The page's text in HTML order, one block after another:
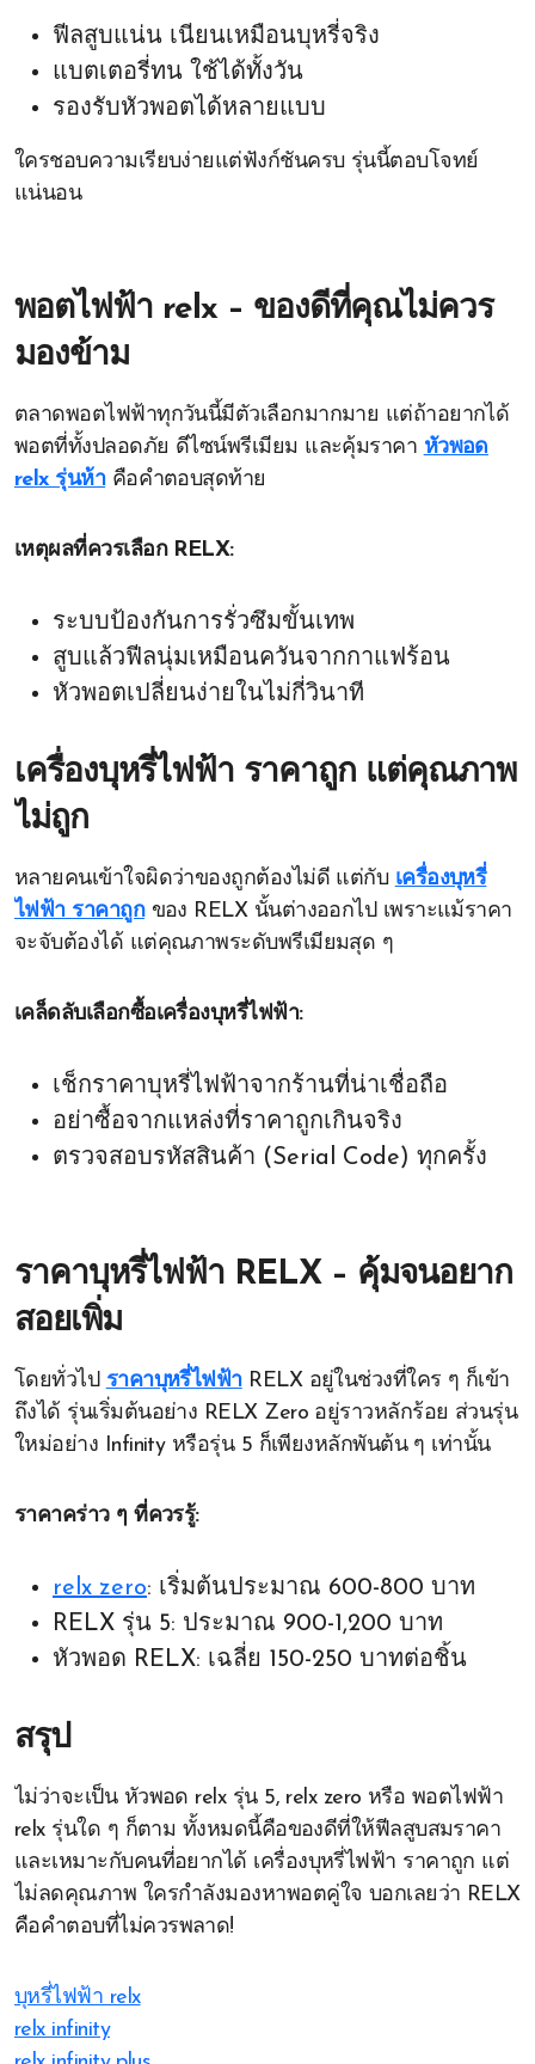
ฟีลสูบแน่น เนียนเหมือนบุหรี่จริง
แบตเตอรี่ทน ใช้ได้ทั้งวัน
รองรับหัวพอตได้หลายแบบ
ใครชอบความเรียบง่ายแต่ฟังก์ชันครบ รุ่นนี้ตอบโจทย์
แน่นอน
พอตไฟฟ้า relx – ของดีที่คุณไม่ควร
มองข้าม
ตลาดพอตไฟฟ้าทุกวันนี้มีตัวเลือกมากมาย แต่ถ้าอยากได้
พอตที่ทั้งปลอดภัย ดีไซน์พรีเมียม และคุ้มราคา หัวพอด
relx รุ่นห้าคือคำตอบสุดท้าย
เหตุผลที่ควรเลือก RELX:
ระบบป้องกันการรั่วซึมขั้นเทพ
สูบแล้วฟีลนุ่มเหมือนควันจากกาแฟร้อน
หัวพอตเปลี่ยนง่ายในไม่กี่วินาที
เครื่องบุหรี่ไฟฟ้า ราคาถูก แต่คุณภาพ
ไม่ถูก
หลายคนเข้าใจผิดว่าของถูกต้องไม่ดี แต่กับ เครื่องบุหรี่
ไฟฟ้า ราคาถูกของ RELX นั้นต่างออกไป เพราะแม้ราคา
จะจับต้องได้ แต่คุณภาพระดับพรีเมียมสุด ๆ
เคล็ดลับเลือกซื้อเครื่องบุหรี่ไฟฟ้า:
เช็กราคาบุหรี่ไฟฟ้าจากร้านที่น่าเชื่อถือ
อย่าซื้อจากแหล่งที่ราคาถูกเกินจริง
ตรวจสอบรหัสสินค้า (Serial Code) ทุกครั้ง
ราคาบุหรี่ไฟฟ้า RELX – คุ้มจนอยาก
สอยเพิ่ม
โดยทั่วไป ราคาบุหรี่ไฟฟ้าRELX อยู่ในช่วงที่ใคร ๆ ก็เข้า
ถึงได้ รุ่นเริ่มต้นอย่าง RELX Zero อยู่ราวหลักร้อย ส่วนรุ่น
ใหม่อย่าง Infinity หรือรุ่น 5 ก็เพียงหลักพันต้น ๆ เท่านั้น
ราคาคร่าว ๆ ที่ควรรู้:
relx zero: เริ่มต้นประมาณ 600-800 บาท
RELX รุ่น 5: ประมาณ 900-1,200 บาท
หัวพอด RELX: เฉลี่ย 150-250 บาทต่อชิ้น
สรุป
ไม่ว่าจะเป็น หัวพอด relx รุ่น 5, relx zero หรือ พอตไฟฟ้า
relx รุ่นใด ๆ ก็ตาม ทั้งหมดนี้คือของดีที่ให้ฟีลสูบสมราคา
และเหมาะกับคนที่อยากได้ เครื่องบุหรี่ไฟฟ้า ราคาถูก แต่
ไม่ลดคุณภาพ ใครกำลังมองหาพอตคู่ใจ บอกเลยว่า RELX
คือคำตอบที่ไม่ควรพลาด!
บุหรี่ไฟฟ้า relx
relx infinity